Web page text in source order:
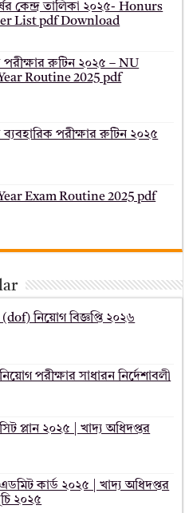
কেন্দ্র তালিকা ২০২৫- Honurs
List pdf Download
পরীক্ষার রুটিন ২০২৫ – NU
Routine 2025 pdf
ব্যবহারিক পরীক্ষার ‍রুটিন ২০২৫
Exam Routine 2025 pdf
নিয়োগ বিজ্ঞপ্তি ২০২৬
পরীক্ষার সাধারন নির্দেশাবলী
প্লান ২০২৫ | খাদ্য অধিদপ্তর
কার্ড ২০২৫ | খাদ্য অধিদপ্তর
২০২৫